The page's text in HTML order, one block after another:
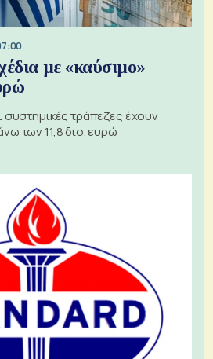
με «καύσιμο»
τράπεζες έχουν
των 11,8 δισ. ευρώ